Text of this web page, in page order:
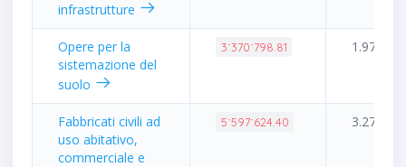
infrastrutture
Opere per la
sistemazione del
suolo
3˙370˙798.81 1.97%
Fabbricati civili ad
uso abitativo,
commerciale e
5˙597˙624.40 3.27%